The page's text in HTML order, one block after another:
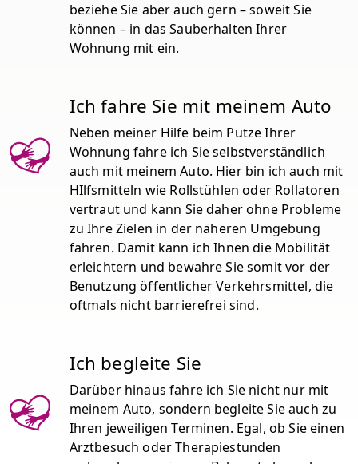
beziehe Sie aber auch gern – soweit Sie
können – in das Sauberhalten Ihrer
Wohnung mit ein.
Ich fahre Sie mit meinem Auto
Neben meiner Hilfe beim Putze Ihrer
Wohnung fahre ich Sie selbstverständlich
auch mit meinem Auto. Hier bin ich auch mit
HIlfsmitteln wie Rollstühlen oder Rollatoren
vertraut und kann Sie daher ohne Probleme
zu Ihre Zielen in der näheren Umgebung
fahren. Damit kann ich Ihnen die Mobilität
erleichtern und bewahre Sie somit vor der
Benutzung öffentlicher Verkehrsmittel, die
oftmals nicht barrierefrei sind.
Ich begleite Sie
Darüber hinaus fahre ich Sie nicht nur mit
meinem Auto, sondern begleite Sie auch zu
Ihren jeweiligen Terminen. Egal, ob Sie einen
Arztbesuch oder Therapiestunden